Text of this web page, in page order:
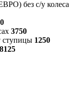
без с/у колеса
3750
ступицы 1250
8125